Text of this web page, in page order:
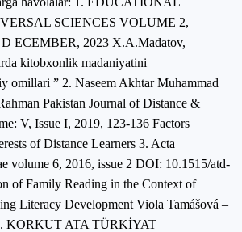
SCIENCES VOLUME 2,
ECEMBER, 2023 X.A.Madatov,
kitobxonlik madaniyatini
omillari ” 2. Naseem Akhtar Muhammad
Pakistan Journal of Distance &
V, Issue I, 2019, 123-136 Factors
of Distance Learners 3. Acta
volume 6, 2016, issue 2 DOI: 10.1515/atd-
of Family Reading in the Context of
Literacy Development Viola Tamášová –
KORKUT ATA TÜRKİYAT